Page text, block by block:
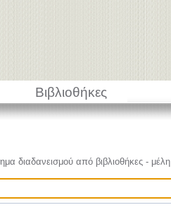
Βιβλιοθήκες
διαδανεισμού από βιβλιοθήκες - μέλη